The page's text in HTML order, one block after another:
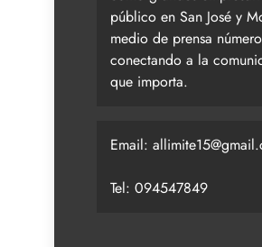
público en San José y
medio de prensa
conectando a la
que importa.
Email:
Tel: 094547849